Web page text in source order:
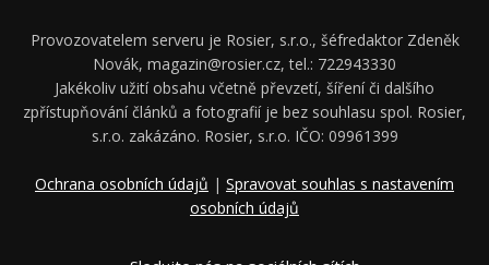
Provozovatelem serveru je Rosier, s.r.o., šéfredaktor Zdeněk
Novák, magazin@rosier.cz, tel.: 722943330
Jakékoliv užití obsahu včetně převzetí, šíření či dalšího
zpřístupňování článků a fotografií je bez souhlasu spol. Rosier,
s.r.o. zakázáno. Rosier, s.r.o. IČO: 09961399
Ochrana osobních údajů | Spravovat souhlas s nastavením
osobních údajů